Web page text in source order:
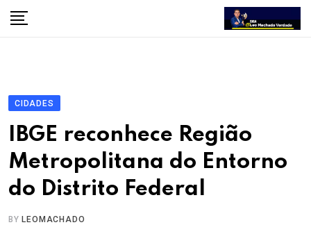
Skip
CIDADES
IBGE reconhece Região
Metropolitana do Entorno
do Distrito Federal
BYLEOMACHADO